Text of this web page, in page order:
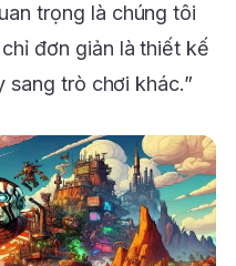
trọng là chúng tôi
đơn giản là thiết kế
sang trò chơi khác.”